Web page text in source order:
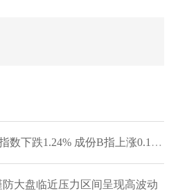
深B股市场收盘:B股指数下跌1.24% 成份B指上涨0.13%
大盘临近压力区间呈现高波动